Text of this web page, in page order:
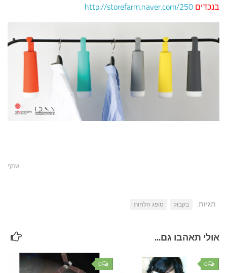
פינת הנכד
בנכדים http://storefarm.naver.com/250
שתף
תגיות: בקבוק סופג הלחות
אולי תאהבו גם...
0 0